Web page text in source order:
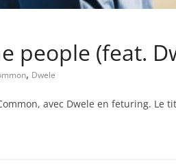
people (feat.
, Dwele
avec Dwele en feturing. Le